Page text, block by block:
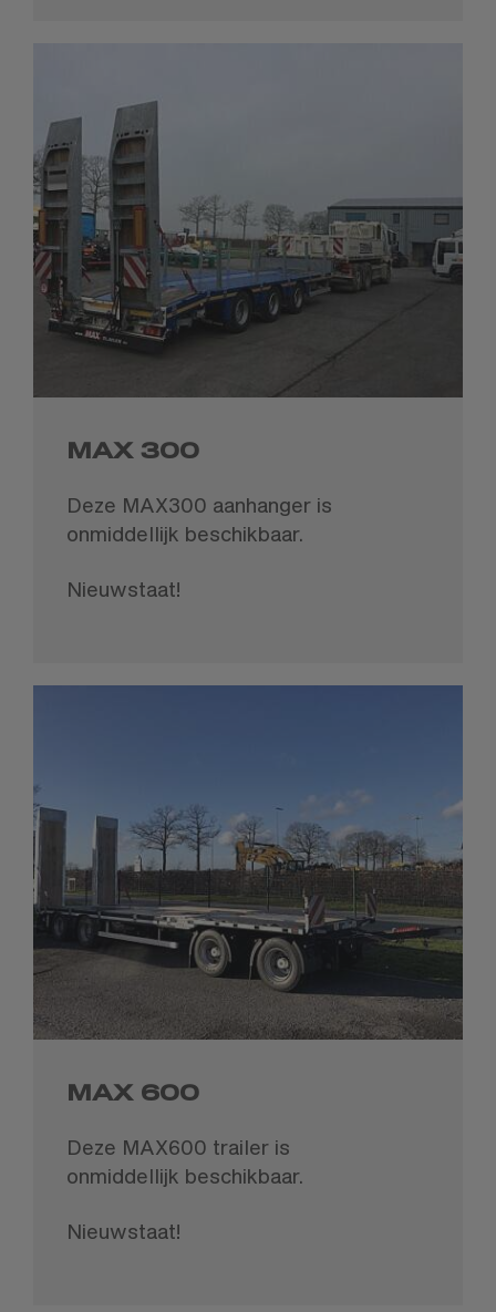
MAX 300
Deze MAX300 aanhanger is
onmiddellijk beschikbaar.
Nieuwstaat!
MAX 600
Deze MAX600 trailer is
onmiddellijk beschikbaar.
Nieuwstaat!